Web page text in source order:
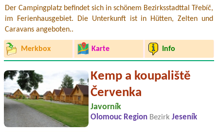
Der Campingplatz befindet sich in schönem Bezirksstadttal Třebíč,
im Ferienhausgebiet. Die Unterkunft ist in Hütten, Zelten und
Caravans angeboten..
Merkbox Karte Info
Kemp a koupaliště
Červenka
Javorník
Olomouc Region Bezirk Jeseník